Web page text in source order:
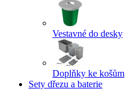
Vestavné do desky
Doplňky ke košům
Sety dřezu a baterie